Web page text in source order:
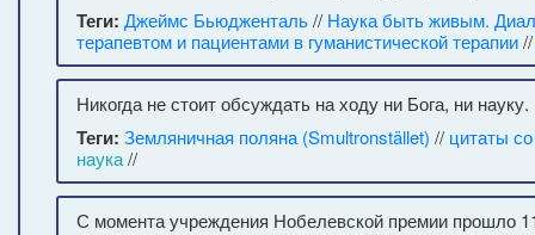
Теги: Джеймс Бьюдженталь// Наука быть живым.
терапевтом и пациентами в гуманистической терапии
Никогда не стоит обсуждать на ходу ни Бога, ни науку.
Теги: Земляничная поляна (Smultronstället) // цитаты
наука//
С момента учреждения Нобелевской премии прошло